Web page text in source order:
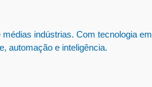
indústrias. Com tecnologia em
automação e inteligência.